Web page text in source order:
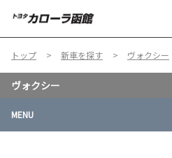
トップ 新車を探す ヴォクシー
ヴォクシー
MENU